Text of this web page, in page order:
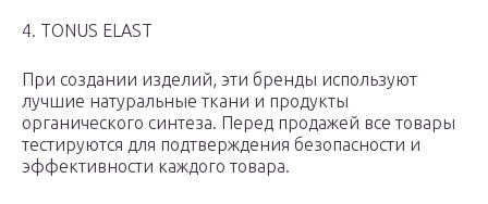
4. TONUS ELAST
При создании изделий, эти бренды используют
лучшие натуральные ткани и продукты
органического синтеза. Перед продажей все товары
тестируются для подтверждения безопасности и
эффективности каждого товара.